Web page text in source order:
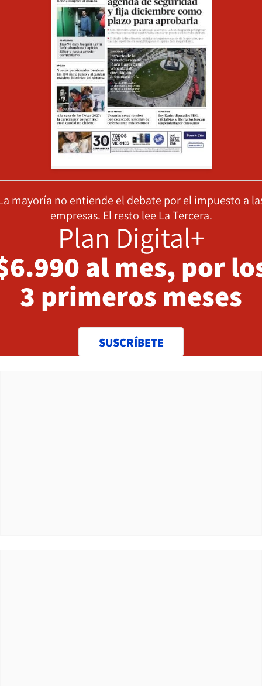
mayoría no entiende el debate por el impuesto a
empresas. El resto lee La Tercera.
Plan Digital+
al mes, por
3 primeros meses
SUSCRÍBETE